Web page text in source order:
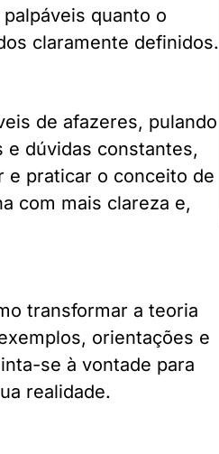
quanto o
claramente definidos.
de afazeres, pulando
dúvidas constantes,
e praticar o conceito de
com mais clareza e,
transformar a teoria
orientações e
se à vontade para
realidade.